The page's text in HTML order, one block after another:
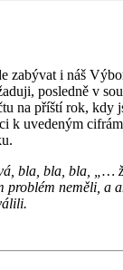
zabývat i náš
posledně v
na příští rok, kdy
k uvedeným
bla, bla, bla, „…
problém neměli, a